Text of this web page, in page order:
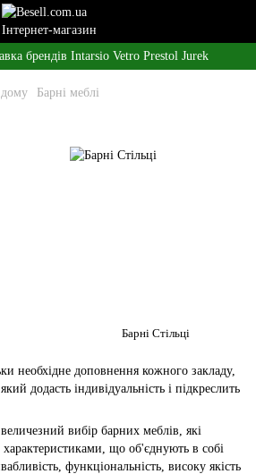
брендів Intarsio Vetro Prestol Jurek
Барні меблі
необхідне доповнення кожного закладу,
додасть індивідуальність і підкреслить
вибір барних меблів, які
характеристиками, що об'єднують в собі
функціональність, високу якість
Барні Стільці